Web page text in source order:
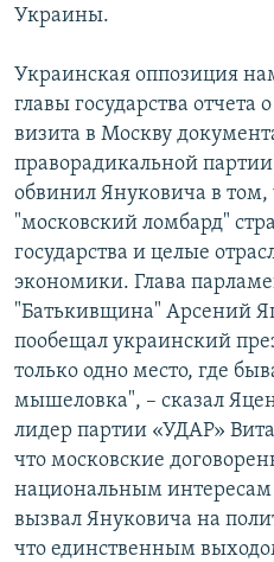
Украины.
Украинская оппозиция
главы государства отчета
визита в Москву
праворадикальной
обвинил Януковича в том,
"московский ломбард"
государства и целые
экономики. Глава
"Батькивщина" Арсений
пообещал украинский
только одно место, где
мышеловка", – сказал
лидер партии «УДАР»
что московские
национальным
вызвал Януковича на
что единственным